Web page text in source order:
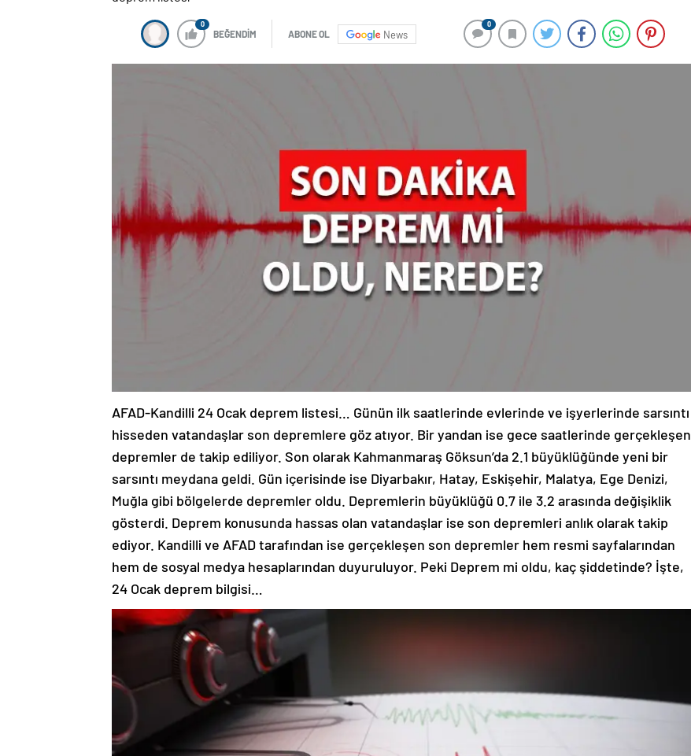
0
BEĞENDİM ABONE OL News
0
AFAD-Kandilli 24 Ocak deprem listesi… Günün ilk saatlerinde evlerinde ve işyerlerinde sarsıntı
hisseden vatandaşlar son depremlere göz atıyor. Bir yandan ise gece saatlerinde gerçekleşen
depremler de takip ediliyor. Son olarak Kahmanmaraş Göksun’da 2.1 büyüklüğünde yeni bir
sarsıntı meydana geldi. Gün içerisinde ise Diyarbakır, Hatay, Eskişehir, Malatya, Ege Denizi,
Muğla gibi bölgelerde depremler oldu. Depremlerin büyüklüğü 0.7 ile 3.2 arasında değişiklik
gösterdi. Deprem konusunda hassas olan vatandaşlar ise son depremleri anlık olarak takip
ediyor. Kandilli ve AFAD tarafından ise gerçekleşen son depremler hem resmi sayfalarından
hem de sosyal medya hesaplarından duyuruluyor. Peki Deprem mi oldu, kaç şiddetinde? İşte,
24 Ocak deprem bilgisi…